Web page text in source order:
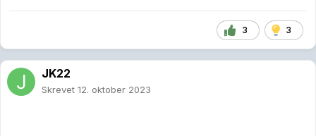
3 3
JK22
Skrevet 12. oktober 2023